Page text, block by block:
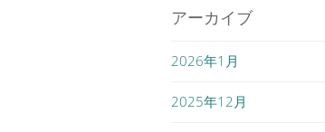
アーカイブ
2026年1月
2025年12月